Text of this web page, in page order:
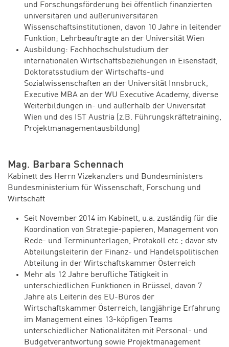
und Forschungsförderung bei öffentlich finanzierten
universitären und außeruniversitären
Wissenschaftsinstitutionen, davon 10 Jahre in leitender
Funktion; Lehrbeauftragte an der Universität Wien
Ausbildung: Fachhochschulstudium der
internationalen Wirtschaftsbeziehungen in Eisenstadt,
Doktoratsstudium der Wirtschafts-und
Sozialwissenschaften an der Universität Innsbruck,
Executive MBA an der WU Executive Academy, diverse
Weiterbildungen in- und außerhalb der Universität
Wien und des IST Austria (z.B. Führungskräftetraining,
Projektmanagementausbildung)
Mag. Barbara Schennach
Kabinett des Herrn Vizekanzlers und Bundesministers
Bundesministerium für Wissenschaft, Forschung und
Wirtschaft
Seit November 2014 im Kabinett, u.a. zuständig für die
Koordination von Strategie-papieren, Management von
Rede- und Terminunterlagen, Protokoll etc.; davor stv.
Abteilungsleiterin der Finanz- und Handelspolitischen
Abteilung in der Wirtschaftskammer Österreich
Mehr als 12 Jahre berufliche Tätigkeit in
unterschiedlichen Funktionen in Brüssel, davon 7
Jahre als Leiterin des EU-Büros der
Wirtschaftskammer Österreich, langjährige Erfahrung
im Management eines 13-köpfigen Teams
unterschiedlicher Nationalitäten mit Personal- und
Budgetverantwortung sowie Projektmanagement